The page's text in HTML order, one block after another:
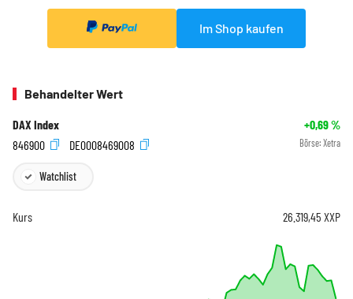
Im Shop kaufen
Behandelter Wert
DAX Index +0,69%
846900
DE0008469008 Börse: Xetra
Watchlist
Kurs 26.319,45 XXP